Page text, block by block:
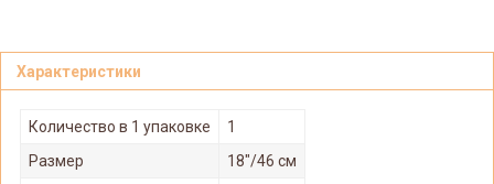
Характеристики
Количество в 1 упаковке
1
Размер
18"/46 см